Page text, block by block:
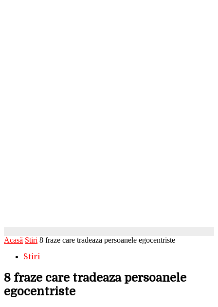
Acasă Stiri 8 fraze care tradeaza persoanele egocentriste
Stiri
8 fraze care tradeaza persoanele
egocentriste